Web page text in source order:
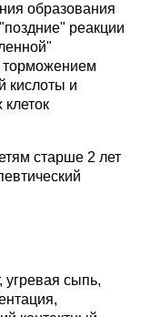
образования
реакции
торможением
кислоты и
старше 2 лет
угревая сыпь,